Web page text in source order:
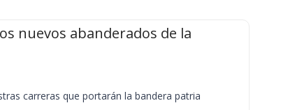
nuevos abanderados de la
carreras que portarán la bandera patria